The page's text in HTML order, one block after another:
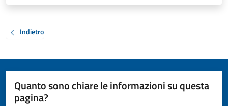
Indietro
Quanto sono chiare le informazioni su questa
pagina?